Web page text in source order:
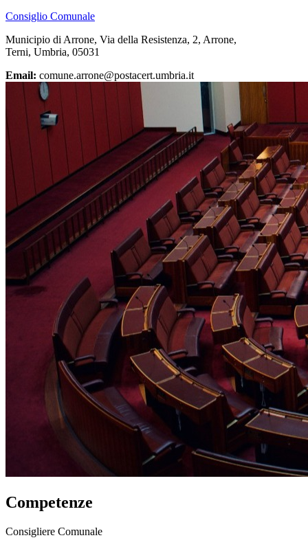
Consiglio Comunale
Municipio di Arrone, Via della Resistenza, 2, Arrone,
Terni, Umbria, 05031
Email: comune.arrone@postacert.umbria.it
Competenze
Consigliere Comunale